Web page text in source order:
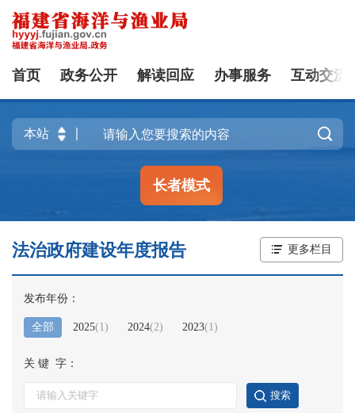
首页 政务公开 解读回应 办事服务 互动交流

长者模式
法治政府建设年度报告 更多栏目
发布年份：
全部 2025(1) 2024(2) 2023(1)
关 键 字：